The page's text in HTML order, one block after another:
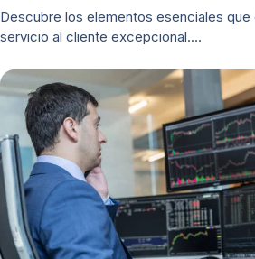
Descubre los elementos esenciales que
servicio al cliente excepcional.…